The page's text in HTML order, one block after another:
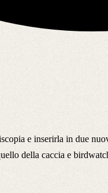
e inserirla in due
della caccia e